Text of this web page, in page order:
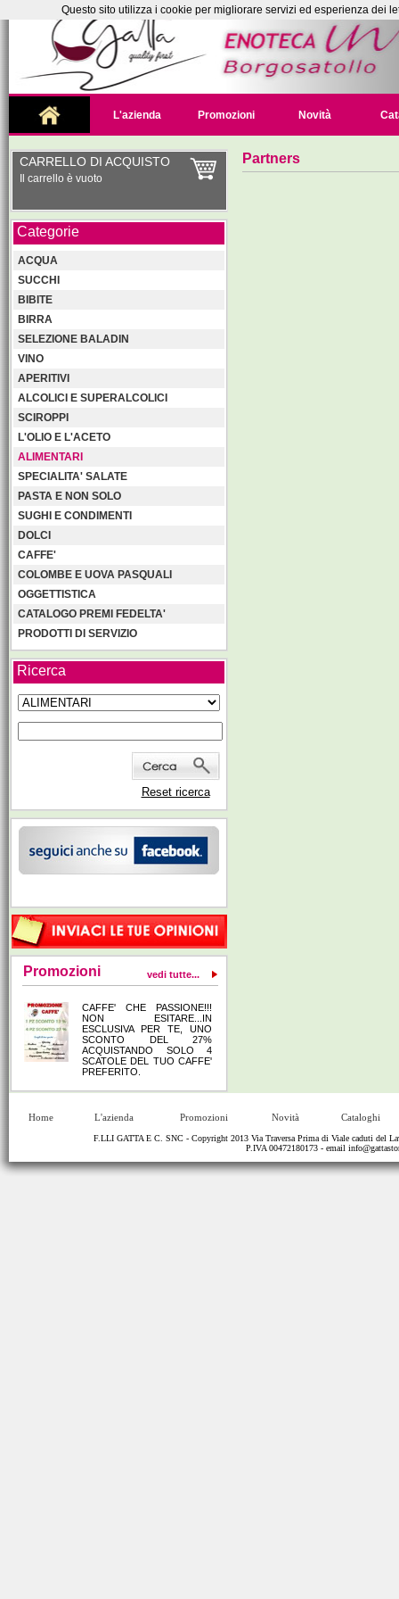
L'azienda Promozioni Novità
CARRELLO DI ACQUISTO
Il carrello è vuoto
Categorie
ACQUA
SUCCHI
BIBITE
BIRRA
SELEZIONE BALADIN
VINO
APERITIVI
ALCOLICI E SUPERALCOLICI
SCIROPPI
L'OLIO E L'ACETO
ALIMENTARI
SPECIALITA' SALATE
PASTA E NON SOLO
SUGHI E CONDIMENTI
DOLCI
CAFFE'
COLOMBE E UOVA PASQUALI
OGGETTISTICA
CATALOGO PREMI FEDELTA'
PRODOTTI DI SERVIZIO
Ricerca
Reset ricerca
Promozioni vedi tutte...
CAFFE' CHE PASSIONE!!!
NON ESITARE...IN
ESCLUSIVA PER TE, UNO
SCONTO DEL 27%
ACQUISTANDO SOLO 4
SCATOLE DEL TUO CAFFE'
PREFERITO.
Partners
Home L'azienda Promozioni Novità Cataloghi
F.LLI GATTA E C. SNC - Copyright 2013 Via Traversa Prima di Viale caduti del
P.IVA 00472180173 - email
Questo sito utilizza i cookie per migliorare servizi ed esperienza dei